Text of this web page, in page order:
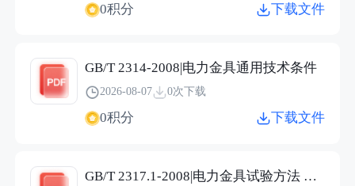
0积分 下载文件
GB/T 2314-2008|电力金具通用技术条件
2026-08-07 0次下载
0积分 下载文件
GB/T 2317.1-2008|电力金具试验方法 第1部分：机械试验